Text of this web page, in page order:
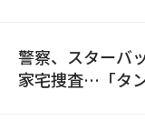
警察、スターバ
家宅捜査…「タ